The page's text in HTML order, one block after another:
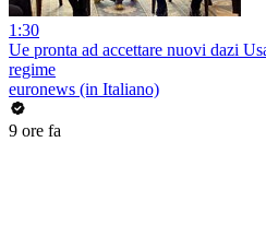
1:30
Ue pronta ad accettare nuovi dazi
regime
euronews (in Italiano)
9 ore fa